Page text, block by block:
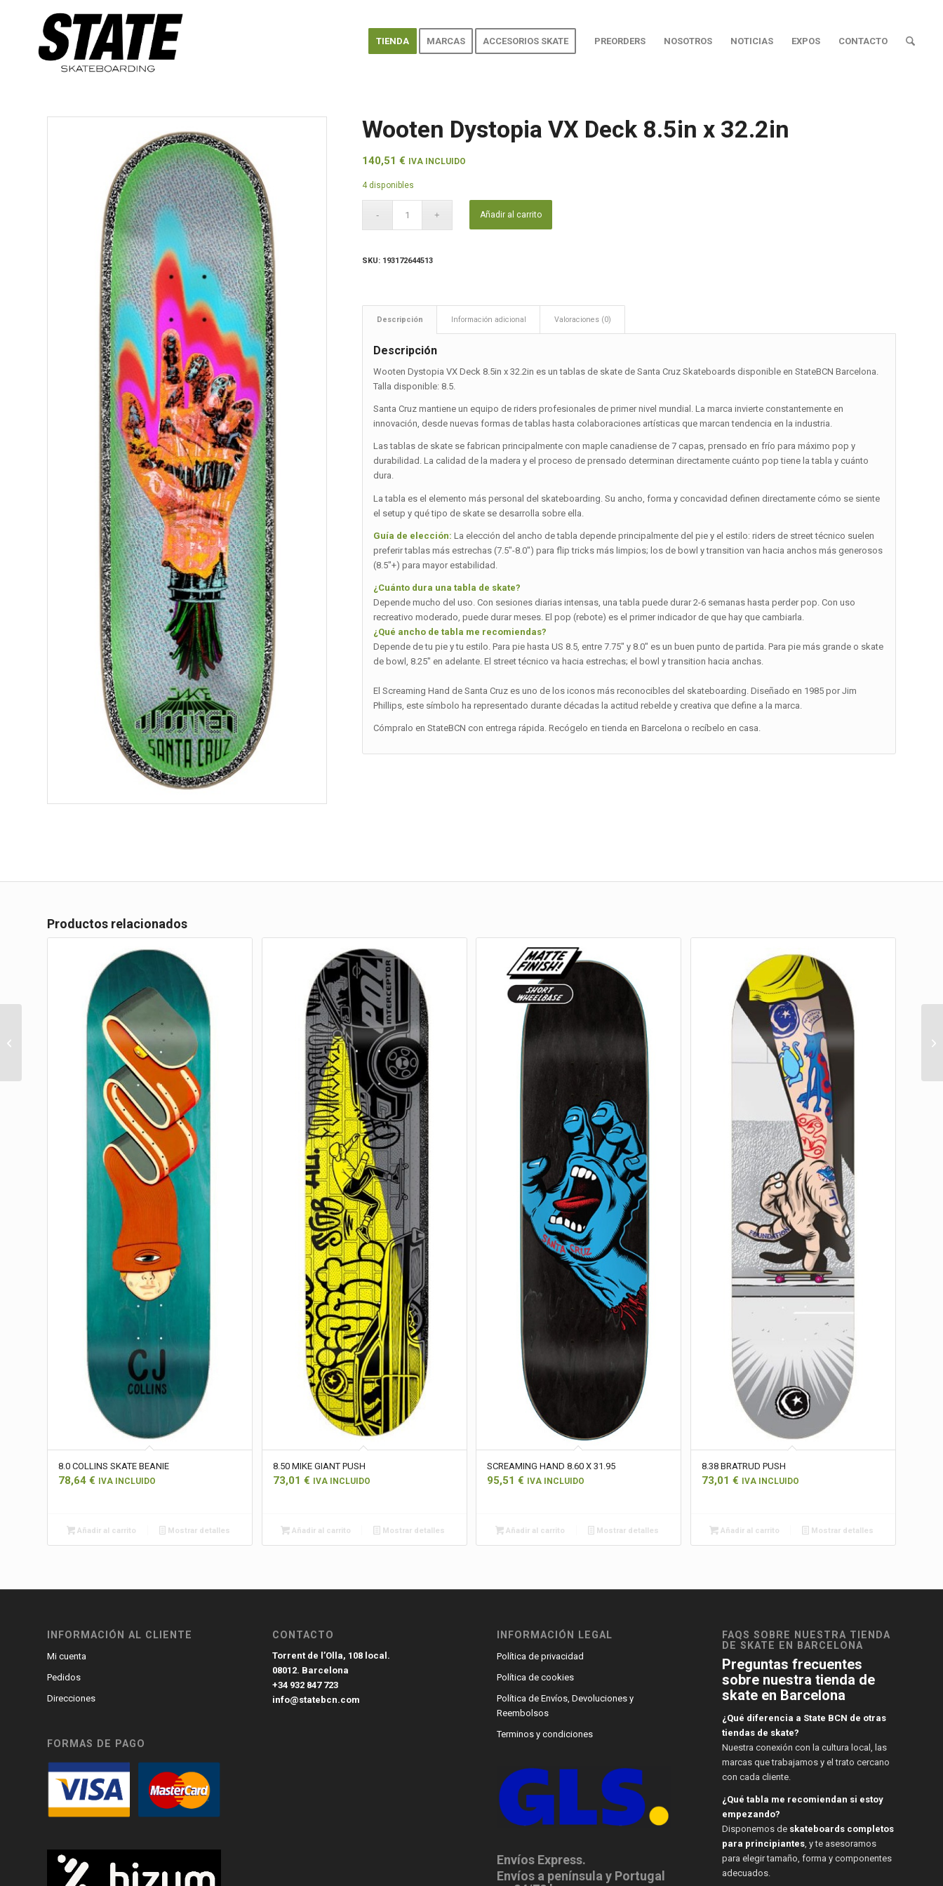
TIENDA MARCAS ACCESORIOS SKATE PREORDERS NOSOTROS NOTICIAS EXPOS CONTACTO
Wooten Dystopia VX Deck 8.5in x 32.2in
140,51€ IVA INCLUIDO
4 disponibles
Añadir al carrito
SKU: 193172644513
Descripción Información adicional Valoraciones (0)
Descripción
Wooten Dystopia VX Deck 8.5in x 32.2in es un tablas de skate de Santa Cruz Skateboards disponible en StateBCN Barcelona.
Talla disponible: 8.5.
Santa Cruz mantiene un equipo de riders profesionales de primer nivel mundial. La marca invierte constantemente en
innovación, desde nuevas formas de tablas hasta colaboraciones artísticas que marcan tendencia en la industria.
Las tablas de skate se fabrican principalmente con maple canadiense de 7 capas, prensado en frío para máximo pop y
durabilidad. La calidad de la madera y el proceso de prensado determinan directamente cuánto pop tiene la tabla y cuánto
dura.
La tabla es el elemento más personal del skateboarding. Su ancho, forma y concavidad definen directamente cómo se siente
el setup y qué tipo de skate se desarrolla sobre ella.
Guía de elección: La elección del ancho de tabla depende principalmente del pie y el estilo: riders de street técnico suelen
preferir tablas más estrechas (7.5″-8.0″) para flip tricks más limpios; los de bowl y transition van hacia anchos más generosos
(8.5″+) para mayor estabilidad.
¿Cuánto dura una tabla de skate?
Depende mucho del uso. Con sesiones diarias intensas, una tabla puede durar 2-6 semanas hasta perder pop. Con uso
recreativo moderado, puede durar meses. El pop (rebote) es el primer indicador de que hay que cambiarla.
¿Qué ancho de tabla me recomiendas?
Depende de tu pie y tu estilo. Para pie hasta US 8.5, entre 7.75″ y 8.0″ es un buen punto de partida. Para pie más grande o skate
de bowl, 8.25″ en adelante. El street técnico va hacia estrechas; el bowl y transition hacia anchas.
El Screaming Hand de Santa Cruz es uno de los iconos más reconocibles del skateboarding. Diseñado en 1985 por Jim
Phillips, este símbolo ha representado durante décadas la actitud rebelde y creativa que define a la marca.
Cómpralo en StateBCN con entrega rápida. Recógelo en tienda en Barcelona o recíbelo en casa.
Productos relacionados
8.0 COLLINS SKATE BEANIE
78,64 € IVA INCLUIDO
Añadir al carrito Mostrar detalles
8.50 MIKE GIANT PUSH
73,01 € IVA INCLUIDO
Añadir al carrito Mostrar detalles
SCREAMING HAND 8.60 X 31.95
95,51€ IVA INCLUIDO
Añadir al carrito Mostrar detalles
8.38 BRATRUD PUSH
73,01 € IVA INCLUIDO
Añadir al carrito Mostrar detalles
INFORMACIÓN AL CLIENTE
Mi cuenta
Pedidos
Direcciones
FORMAS DE PAGO
CONTACTO
Torrent de l’Olla, 108 local.
08012. Barcelona
+34 932 847 723
info@statebcn.com
INFORMACIÓN LEGAL
Política de privacidad
Política de cookies
Política de Envíos, Devoluciones y
Reembolsos
Terminos y condiciones
Envíos Express.
Envíos a península y Portugal
FAQS SOBRE NUESTRA TIENDA
DE SKATE EN BARCELONA
Preguntas frecuentes
sobre nuestra tienda de
skate en Barcelona
¿Qué diferencia a State BCN de otras
tiendas de skate?
Nuestra conexión con la cultura local, las
marcas que trabajamos y el trato cercano
con cada cliente.
¿Qué tabla me recomiendan si estoy
empezando?
Disponemos de skateboards completos
para principiantes, y te asesoramos
para elegir tamaño, forma y componentes
adecuados.
McCoy Ripping Eagle
VX Twin Deck 8.25in x